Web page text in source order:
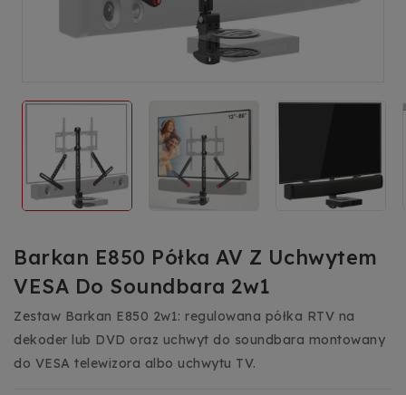
Barkan E850 Półka AV Z Uchwytem
VESA Do Soundbara 2w1
Zestaw Barkan E850 2w1: regulowana półka RTV na
dekoder lub DVD oraz uchwyt do soundbara montowany
do VESA telewizora albo uchwytu TV.